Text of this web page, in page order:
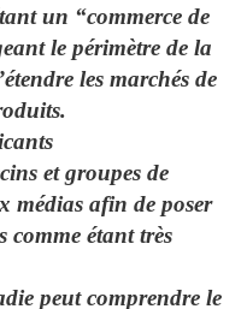
un “commerce de
le périmètre de la
les marchés de
et groupes de
médias afin de poser
comme étant très
peut comprendre le